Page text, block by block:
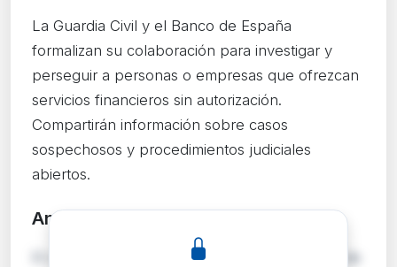
La Guardia Civil y el Banco de España
formalizan su colaboración para investigar y
perseguir a personas o empresas que ofrezcan
servicios financieros sin autorización.
Compartirán información sobre casos
sospechosos y procedimientos judiciales
abiertos.
Análisis detallado
El convenio establece un marco estructurado de